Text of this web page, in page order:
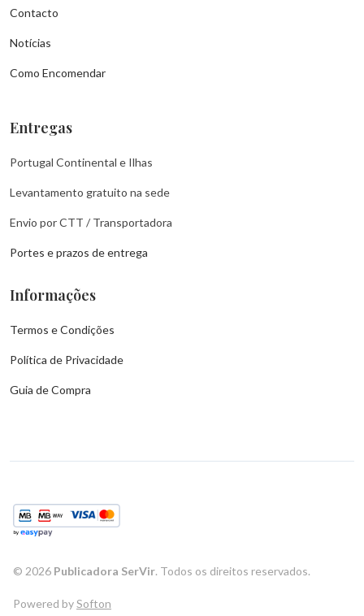
Contacto
Notícias
Como Encomendar
Entregas
Portugal Continental e Ilhas
Levantamento gratuito na sede
Envio por CTT / Transportadora
Portes e prazos de entrega
Informações
Termos e Condições
Política de Privacidade
Guia de Compra
© 2026 Publicadora SerVir. Todos os direitos reservados.
Powered bySofton